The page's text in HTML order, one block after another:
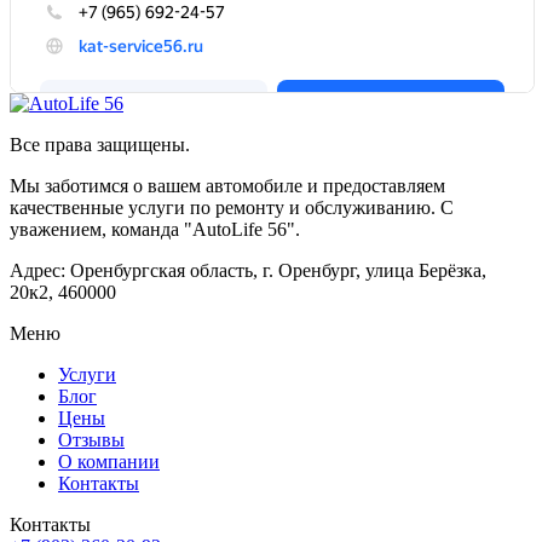
Все права защищены.
Мы заботимся о вашем автомобиле и предоставляем
качественные услуги по ремонту и обслуживанию. С
уважением, команда "AutoLife 56".
Адрес: Оренбургская область, г. Оренбург, улица Берёзка,
20к2, 460000
Меню
Услуги
Блог
Цены
Отзывы
О компании
Контакты
Контакты